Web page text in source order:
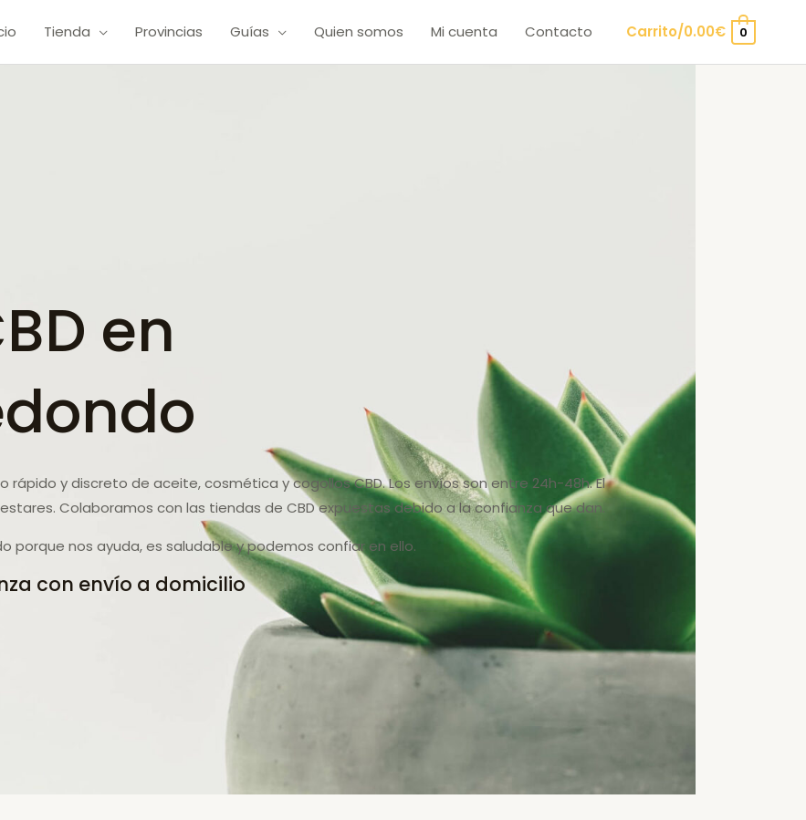
Tienda Provincias Guías Quien somos Mi cuenta Contacto Carrito/0.00€ 0
en
rápido y discreto de aceite, cosmética y cogollos CBD. Los envíos son entre 24h-48h. El
Colaboramos con las tiendas de CBD expuestas debido a la confianza que dan.
porque nos ayuda, es saludable y podemos confiar en ello.
con envío a domicilio